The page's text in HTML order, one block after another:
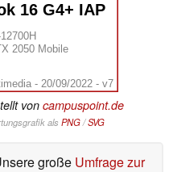
16 G4+ IAP
2050 Mobile
- 20/09/2022 - v7
von campuspoint.de
als PNG/SVG
große Umfrage zur